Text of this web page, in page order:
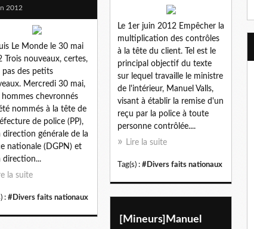
Le 1er juin 2012 Empêcher la
multiplication des contrôles
à la tête du client. Tel est le
principal objectif du texte
sur lequel travaille le ministre
de l'intérieur, Manuel Valls,
visant à établir la remise d'un
reçu par la police à toute
personne contrôlée....
Lire la suite
Tag(s) : #Divers faits nationaux
2012
Le Monde le 30 mai
Trois nouveaux, certes,
pas des petits
Mercredi 30 mai,
chevronnés
nommés à la tête de
de police (PP),
direction générale de la
nationale (DGPN) et
direction...
la suite
: #Divers faits nationaux
[Mineurs]Manuel